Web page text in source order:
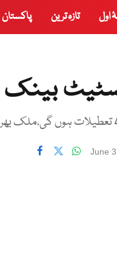
اول تازہ ترین پاکستان
9 جون تک بند رہے گا
June